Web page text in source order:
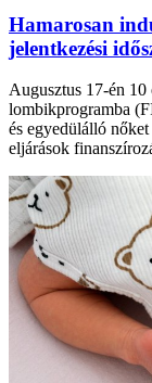
Hamarosan
jelentkezési
Augusztus 17-én 10
lombikprogramba
és egyedülálló nőket
eljárások